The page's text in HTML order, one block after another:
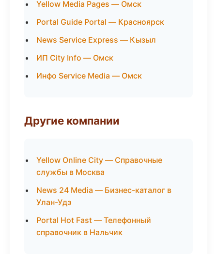
Yellow Media Pages — Омск
Portal Guide Portal — Красноярск
News Service Express — Кызыл
ИП City Info — Омск
Инфо Service Media — Омск
Другие компании
Yellow Online City — Справочные
службы в Москва
News 24 Media — Бизнес-каталог в
Улан-Удэ
Portal Hot Fast — Телефонный
справочник в Нальчик